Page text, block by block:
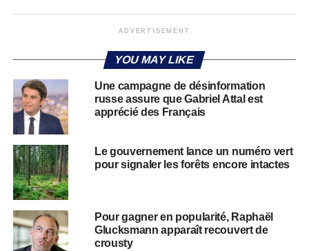
ADVERTISEMENT
YOU MAY LIKE
Une campagne de désinformation
russe assure que Gabriel Attal est
apprécié des Français
Le gouvernement lance un numéro vert
pour signaler les forêts encore intactes
Pour gagner en popularité, Raphaël
Glucksmann apparaît recouvert de
crousty